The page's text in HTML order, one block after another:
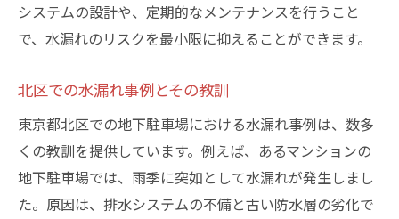
システムの設計や、定期的なメンテナンスを行うこと
で、水漏れのリスクを最小限に抑えることができます。
北区での水漏れ事例とその教訓
東京都北区での地下駐車場における水漏れ事例は、数多
くの教訓を提供しています。例えば、あるマンションの
地下駐車場では、雨季に突如として水漏れが発生しまし
た。原因は、排水システムの不備と古い防水層の劣化で